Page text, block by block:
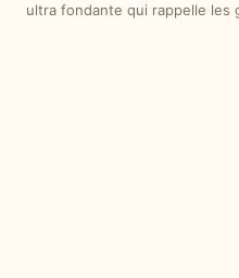
ultra fondante qui rappelle les